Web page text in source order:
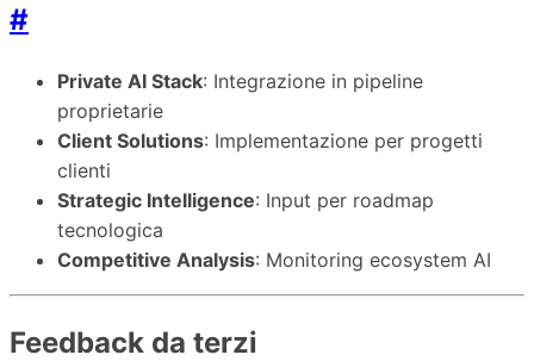
#
Private AI Stack: Integrazione in pipeline
proprietarie
Client Solutions: Implementazione per progetti
clienti
Strategic Intelligence: Input per roadmap
tecnologica
Competitive Analysis: Monitoring ecosystem AI
Feedback da terzi